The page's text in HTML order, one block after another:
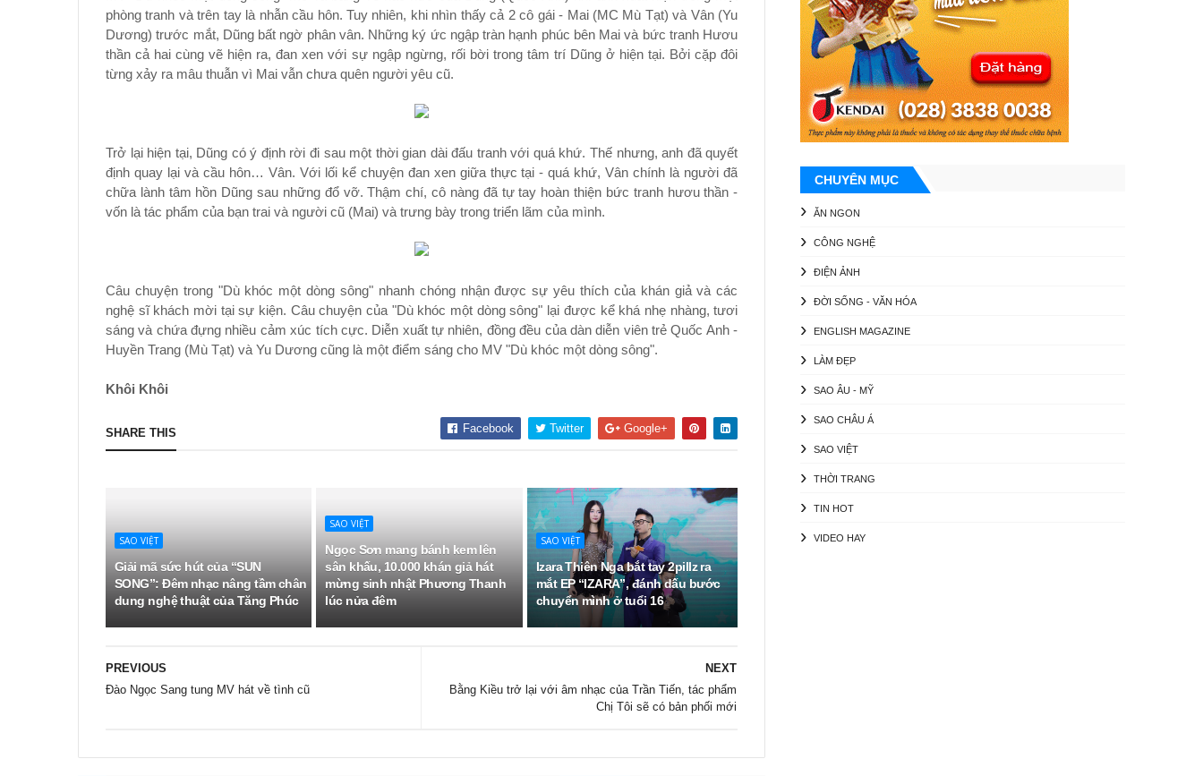
phòng tranh và trên tay là nhẫn cầu hôn. Tuy nhiên, khi nhìn thấy cả 2 cô gái - Mai (MC Mù Tạt) và Vân (Yu
Dương) trước mắt, Dũng bất ngờ phân vân. Những ký ức ngập tràn hạnh phúc bên Mai và bức tranh Hươu
thần cả hai cùng vẽ hiện ra, đan xen với sự ngập ngừng, rối bời trong tâm trí Dũng ở hiện tại. Bởi cặp đôi
từng xảy ra mâu thuẫn vì Mai vẫn chưa quên người yêu cũ.
Trở lại hiện tại, Dũng có ý định rời đi sau một thời gian dài đấu tranh với quá khứ. Thế nhưng, anh đã quyết
định quay lại và cầu hôn… Vân. Với lối kể chuyện đan xen giữa thực tại - quá khứ, Vân chính là người đã
chữa lành tâm hồn Dũng sau những đổ vỡ. Thậm chí, cô nàng đã tự tay hoàn thiện bức tranh hươu thần -
vốn là tác phẩm của bạn trai và người cũ (Mai) và trưng bày trong triển lãm của mình.
Câu chuyện trong "Dù khóc một dòng sông" nhanh chóng nhận được sự yêu thích của khán giả và các
nghệ sĩ khách mời tại sự kiện. Câu chuyện của "Dù khóc một dòng sông" lại được kể khá nhẹ nhàng, tươi
sáng và chứa đựng nhiều cảm xúc tích cực. Diễn xuất tự nhiên, đồng đều của dàn diễn viên trẻ Quốc Anh -
Huyền Trang (Mù Tạt) và Yu Dương cũng là một điểm sáng cho MV "Dù khóc một dòng sông".
Khôi Khôi
SHARE THIS Facebook Twitter Google+
SAO VIỆT
Giải mã sức hút của “SUN
SONG”: Đêm nhạc nâng tầm chân
dung nghệ thuật của Tăng Phúc
SAO VIỆT
Ngọc Sơn mang bánh kem lên
sân khấu, 10.000 khán giả hát
mừng sinh nhật Phương Thanh
lúc nửa đêm
SAO VIỆT
Izara Thiên Nga bắt tay 2pillz ra
mắt EP “IZARA”, đánh dấu bước
chuyển mình ở tuổi 16
NEXT
Bằng Kiều trở lại với âm nhạc của Trần Tiến, tác phẩm
Chị Tôi sẽ có bản phối mới
PREVIOUS
Đào Ngọc Sang tung MV hát về tình cũ
CHUYÊN MỤC
ĂN NGON
CÔNG NGHỆ
ĐIỆN ẢNH
ĐỜI SỐNG - VĂN HÓA
ENGLISH MAGAZINE
LÀM ĐẸP
SAO ÂU - MỸ
SAO CHÂU Á
SAO VIỆT
THỜI TRANG
TIN HOT
VIDEO HAY